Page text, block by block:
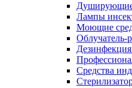
Душирующие
Лампы
Моющие
Облучатель-
Средства